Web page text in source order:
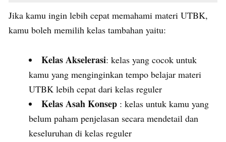
Jika kamu ingin lebih cepat memahami materi UTBK,
kamu boleh memilih kelas tambahan yaitu:
Kelas Akselerasi: kelas yang cocok untuk
kamu yang menginginkan tempo belajar materi
UTBK lebih cepat dari kelas reguler
Kelas Asah Konsep : kelas untuk kamu yang
belum paham penjelasan secara mendetail dan
keseluruhan di kelas reguler